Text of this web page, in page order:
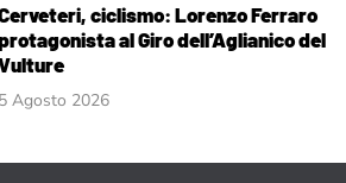
ciclismo: Lorenzo Ferraro
al Giro dell’Aglianico del
5 Agosto 2026